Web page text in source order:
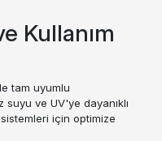
Kullanım
tam uyumlu
ve UV'ye dayanıklı
için optimize